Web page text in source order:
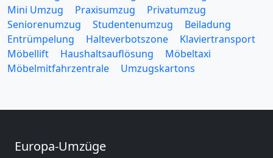
Mini Umzug
Praxisumzug
Privatumzug
Seniorenumzug
Studentenumzug
Beiladung
Entrümpelung
Halteverbotszone
Klaviertransport
Möbellift
Haushaltsauflösung
Möbeltaxi
Möbelmitfahrzentrale
Umzugskartons
Europa-Umzüge